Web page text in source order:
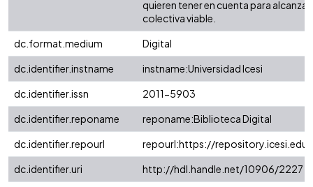
quieren tener en cuenta para
colectiva viable.
dc.format.medium
Digital
dc.identifier.instname
instname:Universidad Icesi
dc.identifier.issn
2011-5903
dc.identifier.reponame
reponame:Biblioteca Digital
dc.identifier.repourl
repourl:https://
dc.identifier.uri
http://hdl.handle.net/10906/2227